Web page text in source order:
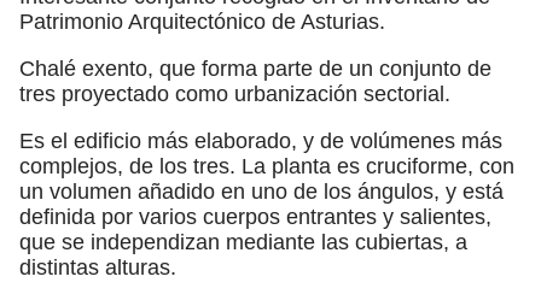
Patrimonio Arquitectónico de Asturias.
Chalé exento, que forma parte de un conjunto de
tres proyectado como urbanización sectorial.
Es el edificio más elaborado, y de volúmenes más
complejos, de los tres. La planta es cruciforme, con
un volumen añadido en uno de los ángulos, y está
definida por varios cuerpos entrantes y salientes,
que se independizan mediante las cubiertas, a
distintas alturas.